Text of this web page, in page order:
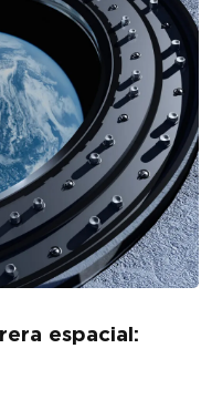
espacial: